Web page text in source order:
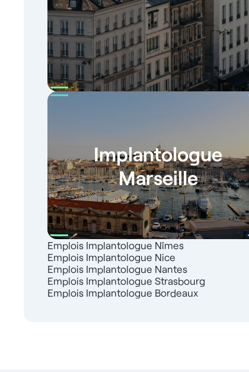
Implantologue
Marseille
Emplois Implantologue Nîmes
Emplois Implantologue Nice
Emplois Implantologue Nantes
Emplois Implantologue Strasbourg
Emplois Implantologue Bordeaux